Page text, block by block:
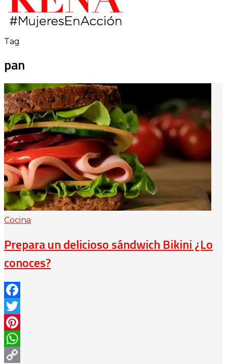
Tag
pan
Cocina
Prepara un delicioso sándwich Bikini ¿Lo
conoces?
Facebook
Twitter
Pinterest
WhatsApp